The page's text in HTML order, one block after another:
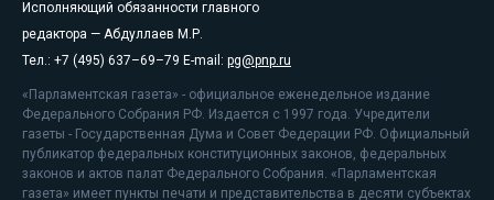
Исполняющий обязанности главного
редактора — Абдуллаев М.Р.
Тел.: +7 (495) 637–69–79 E-mail: pg@pnp.ru
«Парламентская газета» - официальное еженедельное издание
Федерального Собрания РФ. Издается с 1997 года. Учредители
газеты - Государственная Дума и Совет Федерации РФ. Официальный
публикатор федеральных конституционных законов, федеральных
законов и актов палат Федерального Собрания. «Парламентская
газета» имеет пункты печати и представительства в десяти субъектах